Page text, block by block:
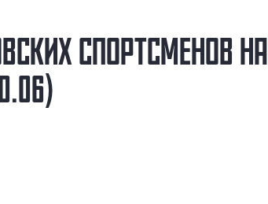
СПОРТСМЕНОВ НА